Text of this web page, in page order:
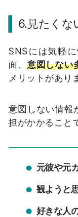
6.見たくな
SNSには気軽
面、 意図しない
メリットがあり
意図しない情報
担がかかること
元彼や元
観ようと
好きな人